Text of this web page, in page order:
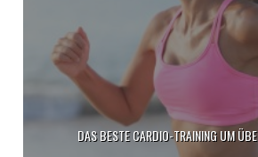
DAS BESTE CARDIO-TRAINING UM